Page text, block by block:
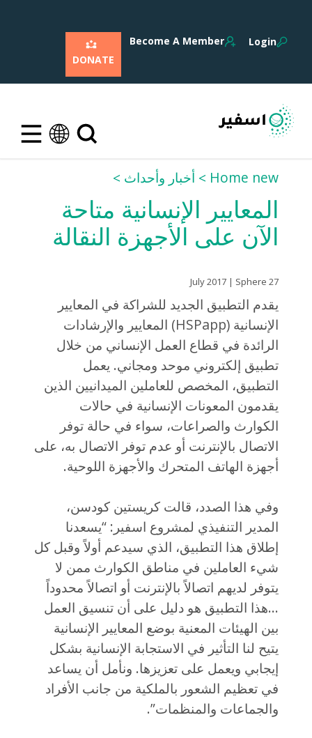
Login
Become A Member
DONATE
Home new أخبار وأحداث
المعايير الإنسانية متاحة
الآن على الأجهزة النقالة
27 July 2017 | Sphere
يقدم التطبيق الجديد للشراكة في المعايير
الإنسانية (HSPapp) المعايير والإرشادات
الرائدة في قطاع العمل الإنساني من خلال
تطبيق إلكتروني موحد ومجاني. يعمل
التطبيق، المخصص للعاملين الميدانيين الذين
يقدمون المعونات الإنسانية في حالات
الكوارث والصراعات، سواء في حالة توفر
الاتصال بالإنترنت أو عدم توفر الاتصال به، على
أجهزة الهاتف المتحرك والأجهزة اللوحية.
وفي هذا الصدد، قالت كريستين كودسن،
المدير التنفيذي لمشروع اسفير: “يسعدنا
إطلاق هذا التطبيق، الذي سيدعم أولاً وقبل كل
شيء العاملين في مناطق الكوارث ممن لا
يتوفر لديهم اتصالاً بالإنترنت أو اتصالاً محدوداً
…هذا التطبيق هو دليل على أن تنسيق العمل
بين الهيئات المعنية بوضع المعايير الإنسانية
يتيح لنا التأثير في الاستجابة الإنسانية بشكل
إيجابي ويعمل على تعزيزها. ونأمل أن يساعد
في تعظيم الشعور بالملكية من جانب الأفراد
والجماعات والمنظمات”.